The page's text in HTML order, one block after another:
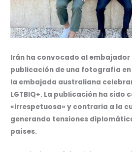
Irán ha convocado al
publicación de una fotografía en
la embajada australiana
LGTBIQ+. La publicación ha sido
«irrespetuosa» y contraria a la
generando tensiones
países.